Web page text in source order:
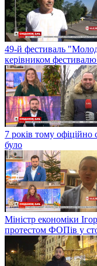
49-й фестиваль
керівником
7 років тому офіційно
було
Міністр економіки
протестом ФОПів у